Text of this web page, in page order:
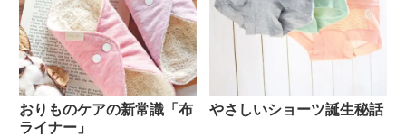
おりものケアの新常識「布
ライナー」
やさしいショーツ誕生秘話